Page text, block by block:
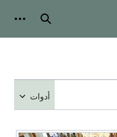
بحث
أدوات